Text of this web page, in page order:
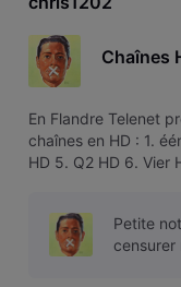
Chaînes
En Flandre Telenet
chaînes en HD : 1.
HD 5. Q2 HD 6. Vier
HD 18. DisneyPetite
censurer